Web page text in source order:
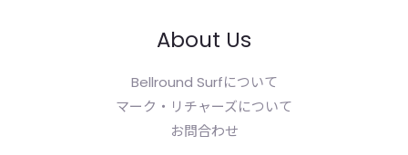
About Us
Bellround Surfについて
マーク・リチャーズについて
お問合わせ